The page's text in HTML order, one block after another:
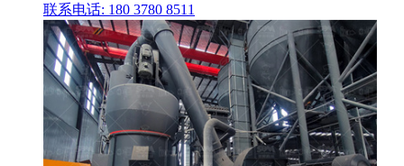
联系电话: 180 3780 8511